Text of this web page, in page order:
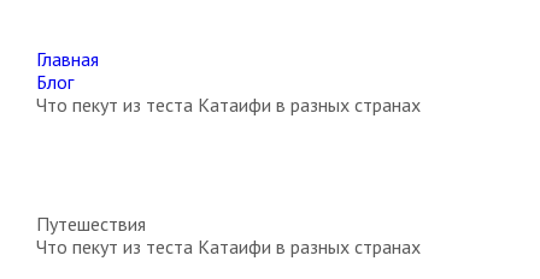
Главная
Блог
Что пекут из теста Катаифи в разных странах
Путешествия
Что пекут из теста Катаифи в разных странах